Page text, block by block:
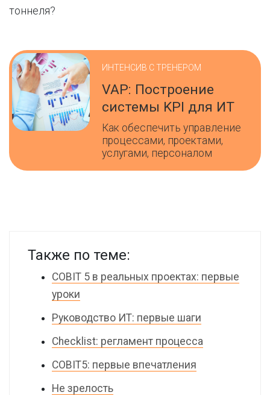
тоннеля?
ИНТЕНСИВ С ТРЕНЕРОМ
VAP: Построение
системы KPI для ИТ
Как обеспечить управление
процессами, проектами,
услугами, персоналом
Также по теме:
COBIT 5 в реальных проектах: первые
уроки
Руководство ИТ: первые шаги
Checklist: регламент процесса
COBIT5: первые впечатления
Не зрелость